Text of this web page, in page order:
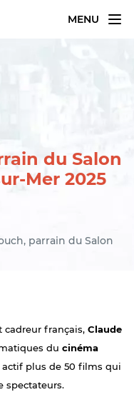
MENU
parrain du Salon
du Salon
Mer 2025
cadreur français, Claude
du cinéma
actif plus de 50 films qui
spectateurs.